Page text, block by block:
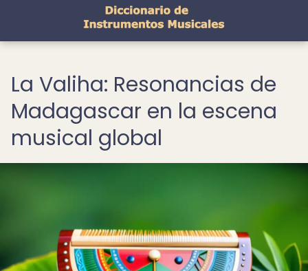
La Valiha: Resonancias de
Madagascar en la escena
musical global